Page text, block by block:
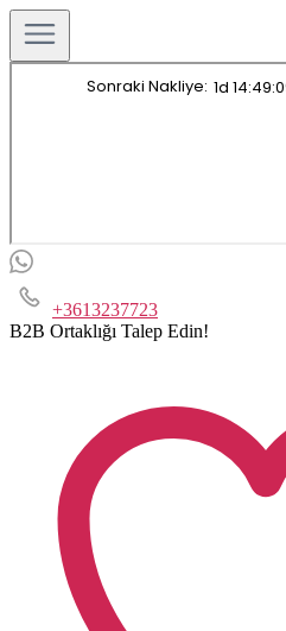
+3613237723
B2B Ortaklığı Talep Edin!